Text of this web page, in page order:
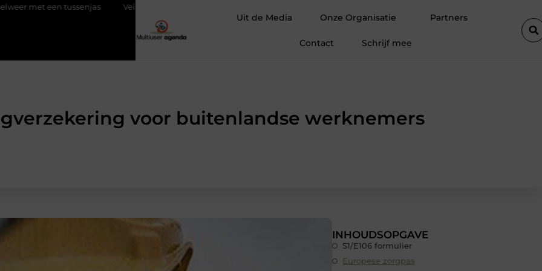
een tussenjas Veilige aarding in oudere woningen door een elektricien in Barneveld
Uit de Media Onze Organisatie Partners
Contact Schrijf mee
voor buitenlandse werknemers
INHOUDSOPGAVE
S1/E106 formulier
Europese zorgpas